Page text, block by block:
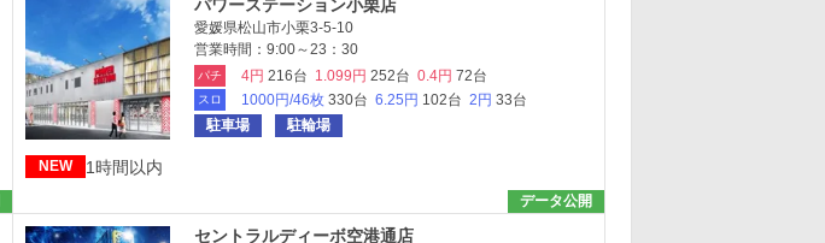
パワーステーション小栗店
愛媛県松山市小栗3-5-10
営業時間：9:00～23：30
パチ 4円 216台 1.099円 252台 0.4円 72台
スロ 1000円/46枚 330台 6.25円 102台 2円 33台
駐車場
駐輪場
NEW 1時間以内
データ公開
セントラルディーボ空港通店